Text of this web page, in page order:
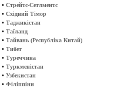
• Стрейтс-Сетлментс
• Східний Тімор
• Таджикістан
• Таїланд
• Тайвань (Республіка Китай)
• Тибет
• Туреччина
• Туркменістан
• Узбекистан
• Філіппіни